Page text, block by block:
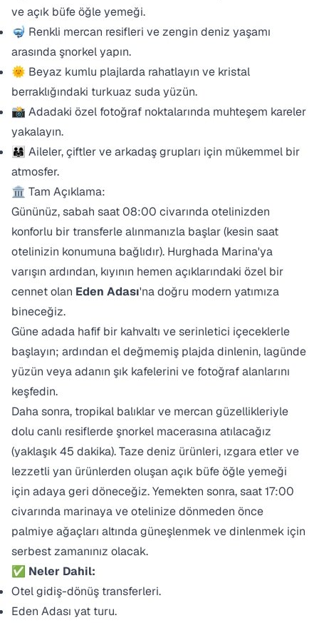
ve açık büfe öğle yemeği.
🤿 Renkli mercan resifleri ve zengin deniz yaşamı
arasında şnorkel yapın.
🌞 Beyaz kumlu plajlarda rahatlayın ve kristal
berraklığındaki turkuaz suda yüzün.
📸 Adadaki özel fotoğraf noktalarında muhteşem kareler
yakalayın.
👨‍👩‍👧 Aileler, çiftler ve arkadaş grupları için mükemmel bir
atmosfer.
🏛️ Tam Açıklama:
Gününüz, sabah saat 08:00 civarında otelinizden
konforlu bir transferle alınmanızla başlar (kesin saat
otelinizin konumuna bağlıdır). Hurghada Marina'ya
varışın ardından, kıyının hemen açıklarındaki özel bir
cennet olan Eden Adası'na doğru modern yatımıza
bineceğiz.
Güne adada hafif bir kahvaltı ve serinletici içeceklerle
başlayın; ardından el değmemiş plajda dinlenin, lagünde
yüzün veya adanın şık kafelerini ve fotoğraf alanlarını
keşfedin.
Daha sonra, tropikal balıklar ve mercan güzellikleriyle
dolu canlı resiflerde şnorkel macerasına atılacağız
(yaklaşık 45 dakika). Taze deniz ürünleri, ızgara etler ve
lezzetli yan ürünlerden oluşan açık büfe öğle yemeği
için adaya geri döneceğiz. Yemekten sonra, saat 17:00
civarında marinaya ve otelinize dönmeden önce
palmiye ağaçları altında güneşlenmek ve dinlenmek için
serbest zamanınız olacak.
✅ Neler Dahil:
Otel gidiş-dönüş transferleri.
Eden Adası yat turu.